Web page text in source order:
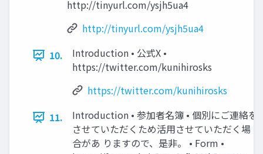
http://tinyurl.com/ysjh5ua4
http://tinyurl.com/ysjh5ua4
10.
Introduction • 公式X •
https://twitter.com/kunihirosks
https://twitter.com/kunihirosks
11.
Introduction • 参加者名簿 • 個別にご連絡を
させていただくため活用させていただく場
合があ りますので、是非。 • Form •